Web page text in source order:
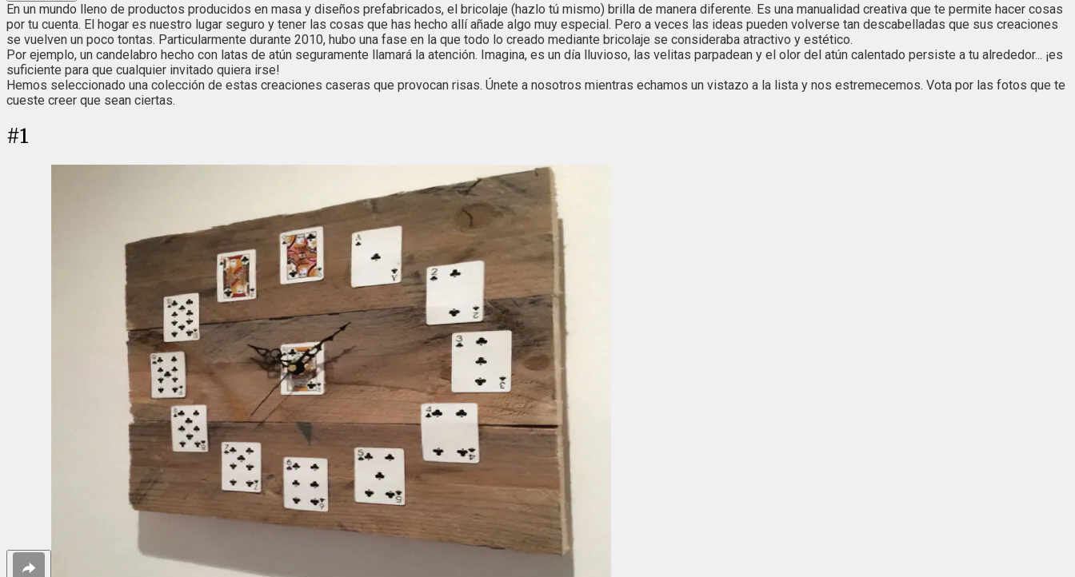
En un mundo lleno de productos producidos en masa y diseños prefabricados, el bricolaje (hazlo tú mismo) brilla de manera diferente. Es una manualidad creativa que te permite hacer cosas
por tu cuenta. El hogar es nuestro lugar seguro y tener las cosas que has hecho allí añade algo muy especial. Pero a veces las ideas pueden volverse tan descabelladas que sus creaciones
se vuelven un poco tontas. Particularmente durante 2010, hubo una fase en la que todo lo creado mediante bricolaje se consideraba atractivo y estético.
Por ejemplo, un candelabro hecho con latas de atún seguramente llamará la atención. Imagina, es un día lluvioso, las velitas parpadean y el olor del atún calentado persiste a tu alrededor... ¡es
suficiente para que cualquier invitado quiera irse!
Hemos seleccionado una colección de estas creaciones caseras que provocan risas. Únete a nosotros mientras echamos un vistazo a la lista y nos estremecemos. Vota por las fotos que te
cueste creer que sean ciertas.
#1